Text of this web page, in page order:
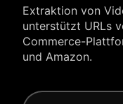
Extraktion von
unterstützt URLs
Commerce-
und Amazon.